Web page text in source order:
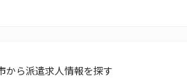
から派遣求人情報を探す